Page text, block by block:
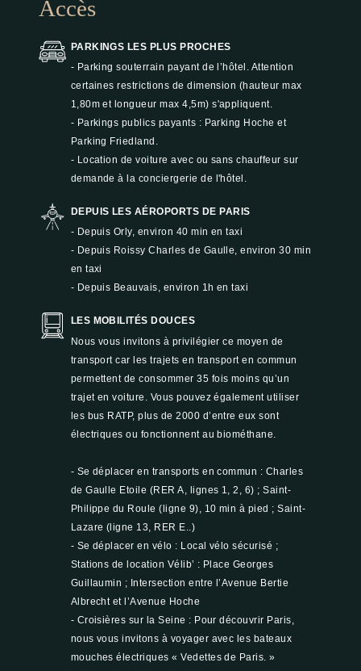
Accès
PARKINGS LES PLUS PROCHES
- Parking souterrain payant de l’hôtel. Attention
certaines restrictions de dimension (hauteur max
1,80m et longueur max 4,5m) s'appliquent.
- Parkings publics payants : Parking Hoche et
Parking Friedland.
- Location de voiture avec ou sans chauffeur sur
demande à la conciergerie de l'hôtel.
DEPUIS LES AÉROPORTS DE PARIS
- Depuis Orly, environ 40 min en taxi
- Depuis Roissy Charles de Gaulle, environ 30 min
en taxi
- Depuis Beauvais, environ 1h en taxi
LES MOBILITÉS DOUCES
Nous vous invitons à privilégier ce moyen de
transport car les trajets en transport en commun
permettent de consommer 35 fois moins qu’un
trajet en voiture. Vous pouvez également utiliser
les bus RATP, plus de 2000 d’entre eux sont
électriques ou fonctionnent au biométhane.
- Se déplacer en transports en commun : Charles
de Gaulle Etoile (RER A, lignes 1, 2, 6) ; Saint-
Philippe du Roule (ligne 9), 10 min à pied ; Saint-
Lazare (ligne 13, RER E..)
- Se déplacer en vélo : Local vélo sécurisé ;
Stations de location Vélib’ : Place Georges
Guillaumin ; Intersection entre l’Avenue Bertie
Albrecht et l’Avenue Hoche
- Croisières sur la Seine : Pour découvrir Paris,
nous vous invitons à voyager avec les bateaux
mouches électriques « Vedettes de Paris. »